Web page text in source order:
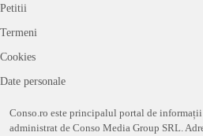
Petitii
Termeni
Cookies
Date personale
Conso.ro este principalul portal de
administrat de Conso Media Group SRL.